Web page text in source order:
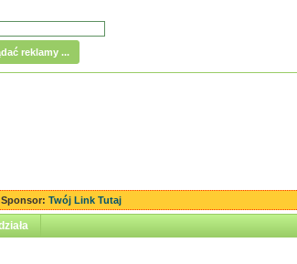
reklamy ...
Sponsor: Twój Link Tutaj